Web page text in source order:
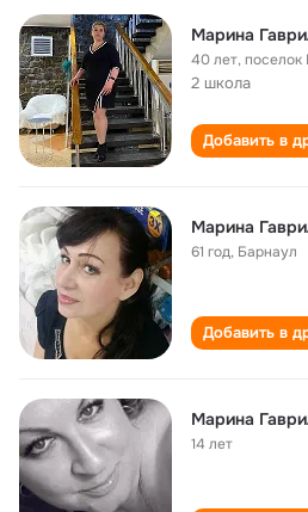
Марина
40 лет,поселок
2 школа
Добавить в
Марина
61 год, Барнаул
Добавить в
Марина
14 лет